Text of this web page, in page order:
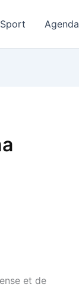
Sport Agenda
et de